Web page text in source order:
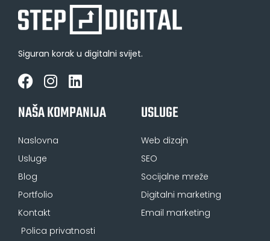
Siguran korak u digitalni svijet.
NAŠA KOMPANIJA
Naslovna
Usluge
Blog
Portfolio
Kontakt
Polica privatnosti
USLUGE
Web dizajn
SEO
Socijalne mreže
Digitalni marketing
Email marketing